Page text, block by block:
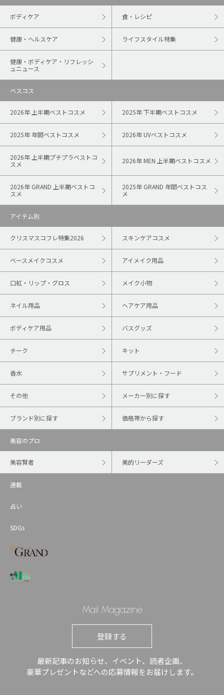
ボディケア 食・レシピ
健康・ヘルスケア ライフスタイル特集
健康・ボディケア・リフレッシ
ュニュース
ベスコス
2026年 上半期ベストコスメ 2025年 下半期ベストコスメ
2025年 年間ベストコスメ 2026年 UVベストコスメ
2026年 上半期プチプラベストコ
スメ
2026年 MEN 上半期ベストコスメ
2026年 GRAND 上半期ベストコ
スメ
2025年 GRAND 年間ベストコス
メ
アイテム別
クリスマスコフレ特集2026 スキンケアコスメ
ベースメイクコスメ アイメイク用品
口紅・リップ・グロス メイク小物
ネイル用品 ヘアケア用品
ボディケア用品 バスグッズ
チーク キット
香水 サプリメント・フード
その他 メーカー別に探す
ブランド別に探す 価格帯から探す
美容のプロ
美容賢者 美的リーダーズ
連載
占い
SDGs
Mail Magazine
登録する
最新記事のお知らせ、イベント、読者企画、
豪華プレゼントなどへの応募情報をお届けします。